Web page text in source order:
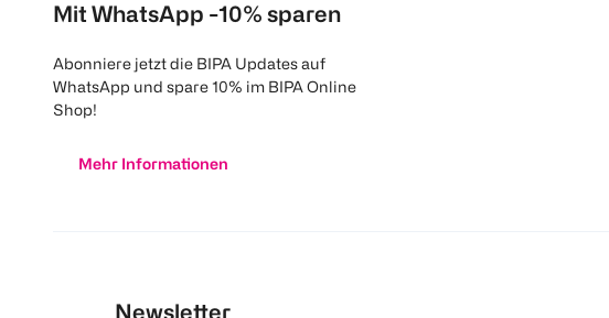
Mit WhatsApp -10% sparen
Abonniere jetzt die BIPA Updates auf
WhatsApp und spare 10% im BIPA Online
Shop!
Mehr Informationen
Newsletter